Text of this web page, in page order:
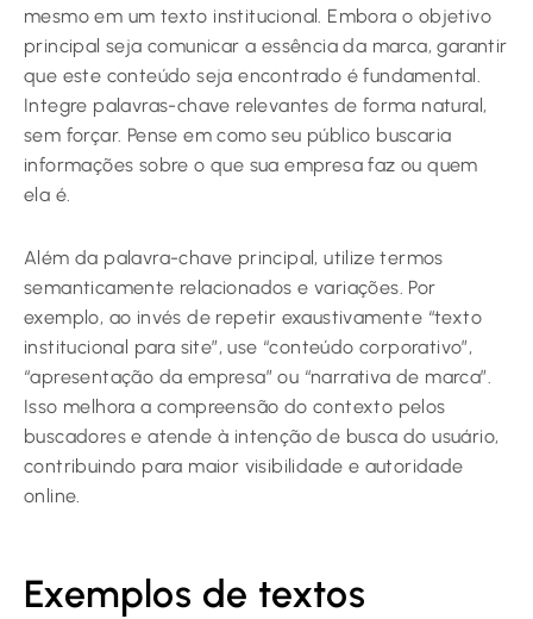
mesmo em um texto institucional. Embora o objetivo
principal seja comunicar a essência da marca, garantir
que este conteúdo seja encontrado é fundamental.
Integre palavras-chave relevantes de forma natural,
sem forçar. Pense em como seu público buscaria
informações sobre o que sua empresa faz ou quem
ela é.
Além da palavra-chave principal, utilize termos
semanticamente relacionados e variações. Por
exemplo, ao invés de repetir exaustivamente “texto
institucional para site”, use “conteúdo corporativo”,
“apresentação da empresa” ou “narrativa de marca”.
Isso melhora a compreensão do contexto pelos
buscadores e atende à intenção de busca do usuário,
contribuindo para maior visibilidade e autoridade
online.
Exemplos de textos